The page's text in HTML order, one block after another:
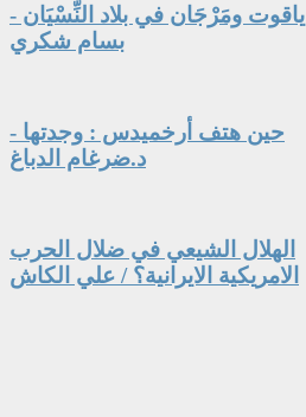
ياقوت ومَرْجَان في بلاد النِّسْيَان -
بسام شكري
حين هتف أرخميدس : وجدتها -
د.ضرغام الدباغ
الهلال الشيعي في ضلال الحرب
الامريكية الايرانية؟ / علي الكاش